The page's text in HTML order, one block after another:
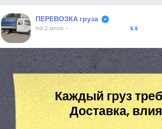
ПЕРЕВОЗКА груза
há 2 anos - 5.0
Каждый груз
Доставка,